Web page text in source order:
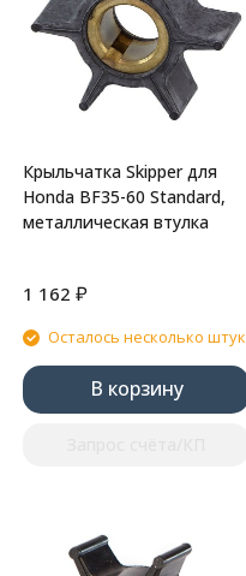
Крыльчатка Skipper для
Honda BF35-60 Standard,
металлическая втулка
1 162 ₽
Осталось несколько штук
В корзину